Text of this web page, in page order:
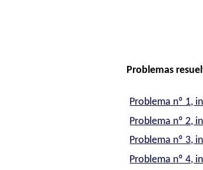
Problemas
Problema nº 1,
Problema nº 2,
Problema nº 3,
Problema nº 4,